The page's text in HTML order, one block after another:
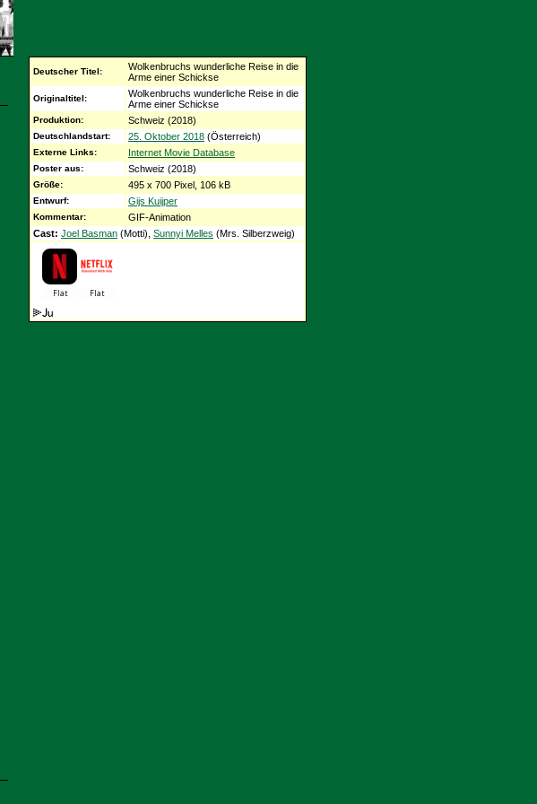
Deutscher Titel:
Wolkenbruchs wunderliche Reise in die
Arme einer Schickse
Originaltitel:
Wolkenbruchs wunderliche Reise in die
Arme einer Schickse
Produktion: Schweiz (2018)
Deutschlandstart: 25. Oktober 2018 (Österreich)
Externe Links: Internet Movie Database
Poster aus: Schweiz (2018)
Größe: 495 x 700 Pixel, 106 kB
Entwurf: Gijs Kuijper
Kommentar:
GIF-Animation
Cast: Joel Basman (Motti), Sunnyi Melles (Mrs. Silberzweig)